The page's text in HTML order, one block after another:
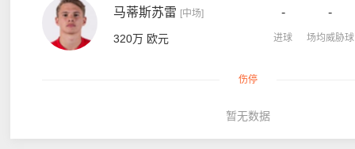
马蒂斯苏雷 [中场]
320万 欧元
-
进球
-
场均威胁球
伤停
暂无数据